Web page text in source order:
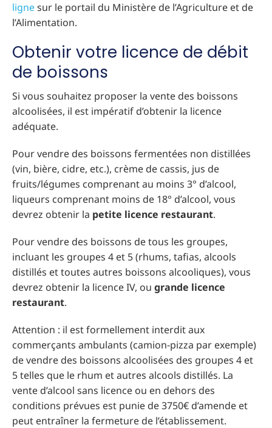
lignesur le portail du Ministère de l’Agriculture et de
l’Alimentation.
Obtenir votre licence de débit
de boissons
Si vous souhaitez proposer la vente des boissons
alcoolisées, il est impératif d’obtenir la licence
adéquate.
Pour vendre des boissons fermentées non distillées
(vin, bière, cidre, etc.), crème de cassis, jus de
fruits/légumes comprenant au moins 3° d’alcool,
liqueurs comprenant moins de 18° d’alcool, vous
devrez obtenir la petite licence restaurant.
Pour vendre des boissons de tous les groupes,
incluant les groupes 4 et 5 (rhums, tafias, alcools
distillés et toutes autres boissons alcooliques), vous
devrez obtenir la licence IV, ou grande licence
restaurant.
Attention : il est formellement interdit aux
commerçants ambulants (camion-pizza par exemple)
de vendre des boissons alcoolisées des groupes 4 et
5 telles que le rhum et autres alcools distillés. La
vente d’alcool sans licence ou en dehors des
conditions prévues est punie de 3750€ d’amende et
peut entraîner la fermeture de l’établissement.